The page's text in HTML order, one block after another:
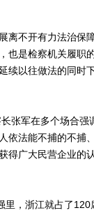
不开有力法治保
也是检察机关履职
续以往做法的同时
军在多个场合强
依法能不捕的不捕
得广大民营企业的
，浙江就占了120